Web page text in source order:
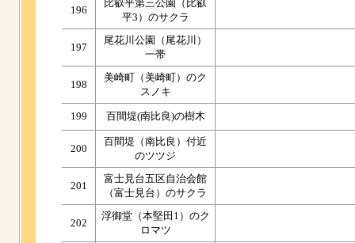
196
比叡平第三公園（比叡
平3）のサクラ
197
尾花川公園（尾花川）
一帯
198
美崎町（美崎町）のク
スノキ
199 百間堤(南比良)の樹木
200
百間堤（南比良）付近
のツツジ
201
富士見台五区自治会館
（富士見台）のサクラ
202
浮御堂（本堅田1）のク
ロマツ